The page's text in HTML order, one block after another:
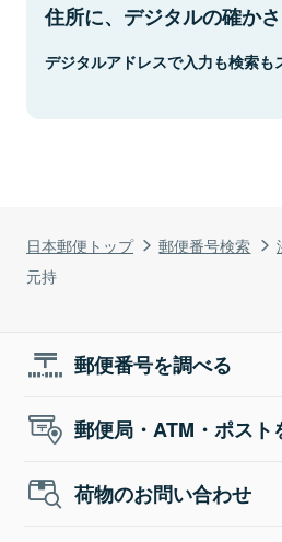
日本郵便トップ 郵便番号検索
元持
住所に、デジタルの確かさ
デジタルアドレスで入力も検索も
郵便番号を調べる
郵便局・ATM・ポスト
荷物のお問い合わせ